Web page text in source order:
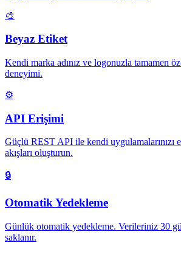
🎨
Beyaz Etiket
Kendi marka adınız ve logonuzla tamamen
deneyimi.
⚙️
API Erişimi
Güçlü REST API ile kendi uygulamalarınızı
akışları oluşturun.
🔒
Otomatik Yedekleme
Günlük otomatik yedekleme. Verileriniz 30
saklanır.